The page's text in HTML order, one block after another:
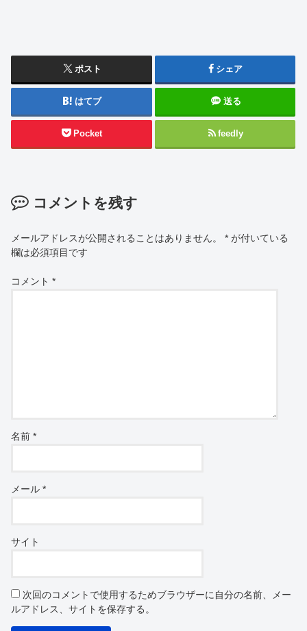
ポスト シェア
はてブ 送る
Pocket feedly
コメントを残す
メールアドレスが公開されることはありません。 * が付いている
欄は必須項目です
コメント*
名前*
メール*
サイト
次回のコメントで使用するためブラウザーに自分の名前、メー
ルアドレス、サイトを保存する。